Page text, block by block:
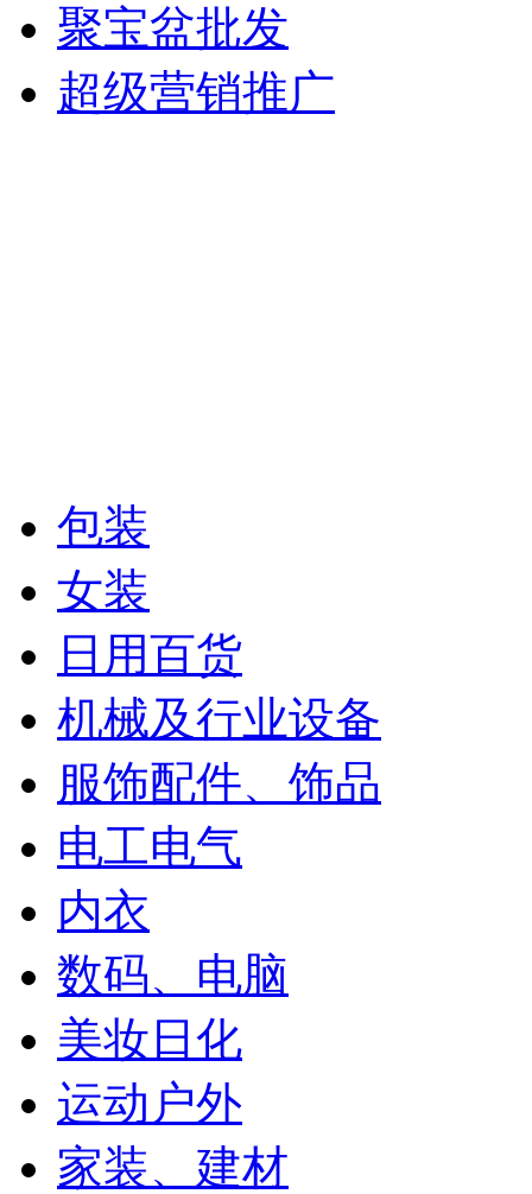
聚宝盆批发
超级营销推广
包装
女装
日用百货
机械及行业设备
服饰配件、饰品
电工电气
内衣
数码、电脑
美妆日化
运动户外
家装、建材